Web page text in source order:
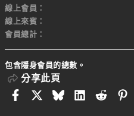
線上會員
線上來賓
會員總計
包含隱身會員的總數。
分享此頁
FacebookBlueskyLinkedIn
Reddit